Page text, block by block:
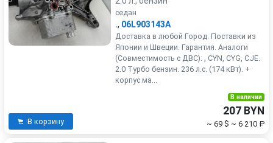
седан
., 06L903143A
Доставка в любой Город. Поставки из
Японии и Швеции. Гарантия. Аналоги
(Совместимость с ДВС): , CYN, CYG, CJE.
2.0 Турбо бензин. 236 л.с. (174 кВт). +
корпус ма...
В корзину
В наличии
207 BYN
~ 69 $ ~ 6 210 ₽